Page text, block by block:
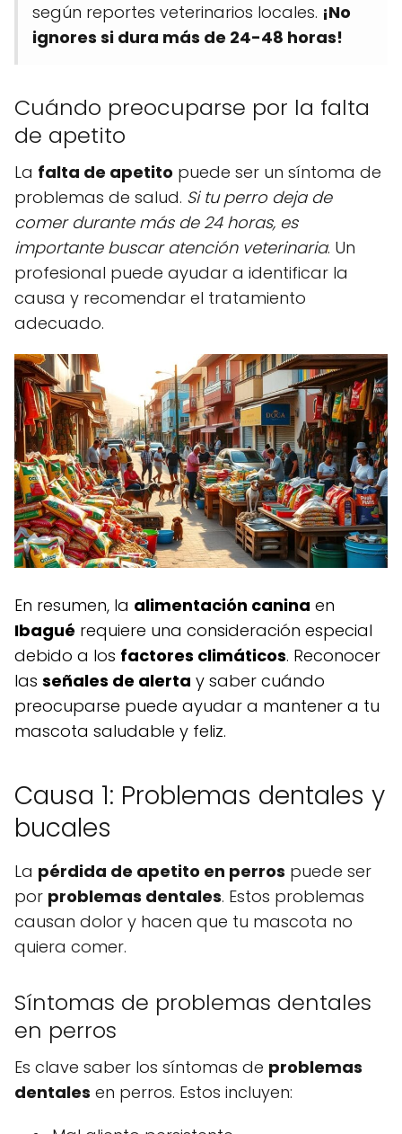
según reportes veterinarios locales. ¡No
ignores si dura más de 24-48 horas!
Cuándo preocuparse por la falta
de apetito
La falta de apetito puede ser un síntoma de
problemas de salud. Si tu perro deja de
comer durante más de 24 horas, es
importante buscar atención veterinaria. Un
profesional puede ayudar a identificar la
causa y recomendar el tratamiento
adecuado.
En resumen, la alimentación canina en
Ibagué requiere una consideración especial
debido a los factores climáticos. Reconocer
las señales de alerta y saber cuándo
preocuparse puede ayudar a mantener a tu
mascota saludable y feliz.
Causa 1: Problemas dentales y
bucales
La pérdida de apetito en perros puede ser
por problemas dentales. Estos problemas
causan dolor y hacen que tu mascota no
quiera comer.
Síntomas de problemas dentales
en perros
Es clave saber los síntomas de problemas
dentales en perros. Estos incluyen: